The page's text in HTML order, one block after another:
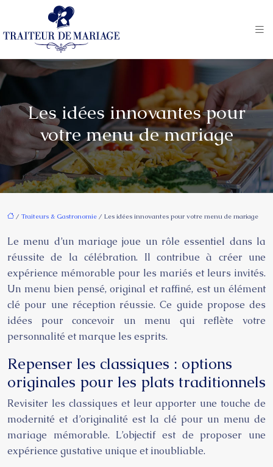
Les idées innovantes pour
votre menu de mariage
/ Traiteurs & Gastronomie / Les idées innovantes pour votre menu de mariage
Le menu d’un mariage joue un rôle essentiel dans la
réussite de la célébration. Il contribue à créer une
expérience mémorable pour les mariés et leurs invités.
Un menu bien pensé, original et raffiné, est un élément
clé pour une réception réussie. Ce guide propose des
idées pour concevoir un menu qui reflète votre
personnalité et marque les esprits.
Repenser les classiques : options
originales pour les plats traditionnels
Revisiter les classiques et leur apporter une touche de
modernité et d’originalité est la clé pour un menu de
mariage mémorable. L’objectif est de proposer une
expérience gustative unique et inoubliable.